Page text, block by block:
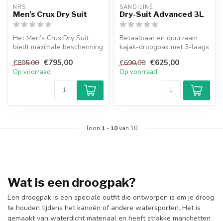
NRS
Men's Crux Dry Suit
Het Men’s Crux Dry Suit
biedt maximale bescherming
...
€895,00 €795,00
Op voorraad
SANDILINE
Dry-Suit Advanced 3L
Betaalbaar en duurzaam
kajak-droogpak met 3-laags
materiaa...
€690,00 €625,00
Op voorraad
Toon 1 - 10van 10
Wat is een droogpak?
Een droogpak is een speciale outfit die ontworpen is om je droog
te houden tijdens het kanoën of andere watersporten. Het is
gemaakt van waterdicht materiaal en heeft strakke manchetten